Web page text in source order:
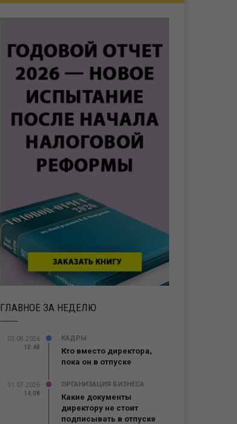
ГЛАВНОЕ ЗА НЕДЕЛЮ
03.08.2026
10:48
КАДРЫ
Кто вместо директора,
пока он в отпуске
31.07.2026
14:08
ОРГАНИЗАЦИЯ БИЗНЕСА
Какие документы
директору не стоит
подписывать в отпуске